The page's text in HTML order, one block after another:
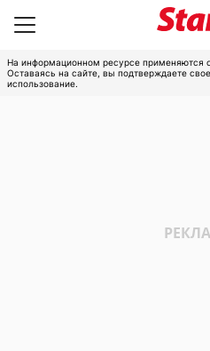
На информационном ресурсе применяются
Оставаясь на сайте, вы подтверждаете свое
использование.